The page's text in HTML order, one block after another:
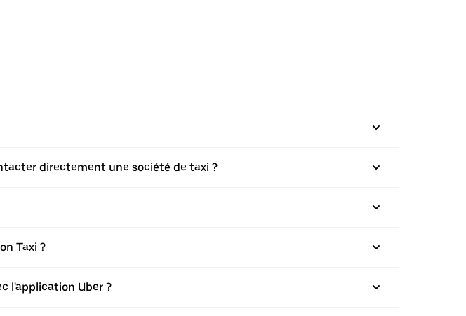
directement une société de taxi ?
Taxi ?
l'application Uber ?